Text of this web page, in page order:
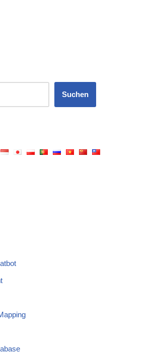
Suchen